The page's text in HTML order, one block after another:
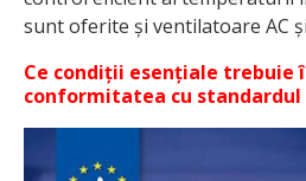
sunt oferite și ventilatoare AC
Ce condiții esențiale trebuie
conformitatea cu standardul